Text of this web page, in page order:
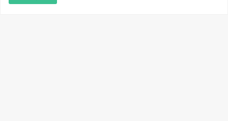
നാട്ടുവാർത്തകൾ, തൊഴിൽ, വിദ്യാഭ്യാസം, വാണിജ്യം,